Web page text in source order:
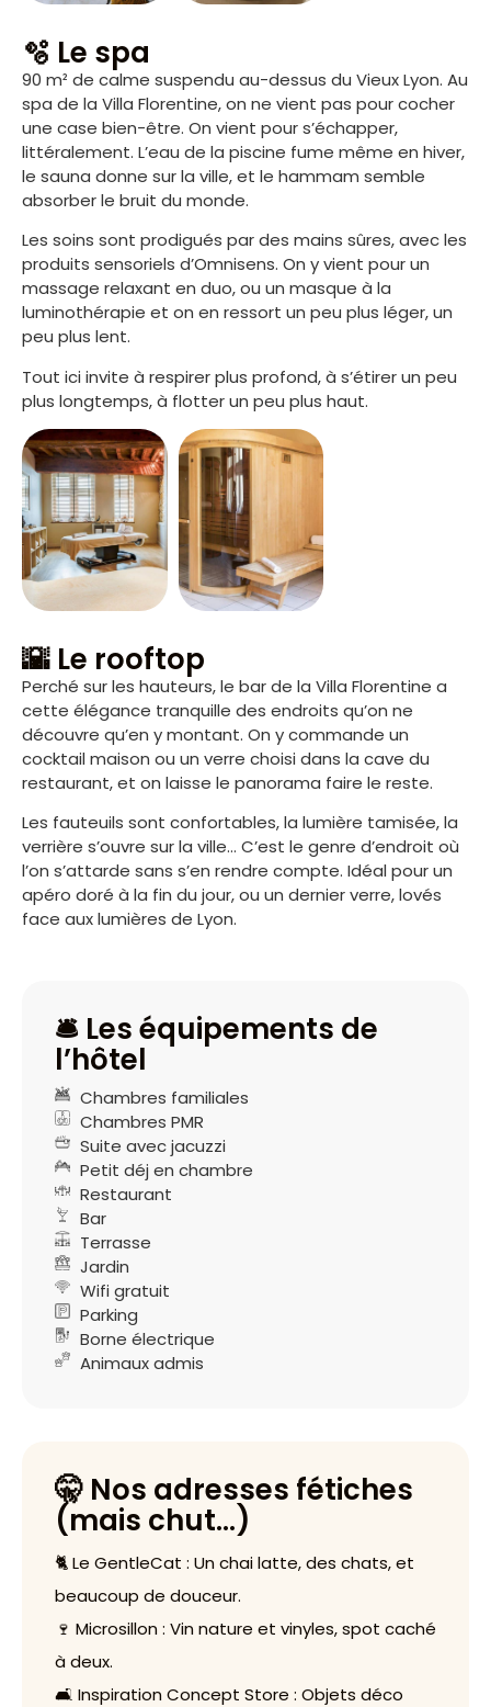
🫧 Le spa
90 m² de calme suspendu au-dessus du Vieux Lyon. Au
spa de la Villa Florentine, on ne vient pas pour cocher
une case bien-être. On vient pour s’échapper,
littéralement. L’eau de la piscine fume même en hiver,
le sauna donne sur la ville, et le hammam semble
absorber le bruit du monde.
Les soins sont prodigués par des mains sûres, avec les
produits sensoriels d’Omnisens. On y vient pour un
massage relaxant en duo, ou un masque à la
luminothérapie et on en ressort un peu plus léger, un
peu plus lent.
Tout ici invite à respirer plus profond, à s’étirer un peu
plus longtemps, à flotter un peu plus haut.
🌇 Le rooftop
Perché sur les hauteurs, le bar de la Villa Florentine a
cette élégance tranquille des endroits qu’on ne
découvre qu’en y montant. On y commande un
cocktail maison ou un verre choisi dans la cave du
restaurant, et on laisse le panorama faire le reste.
Les fauteuils sont confortables, la lumière tamisée, la
verrière s’ouvre sur la ville… C’est le genre d’endroit où
l’on s’attarde sans s’en rendre compte. Idéal pour un
apéro doré à la fin du jour, ou un dernier verre, lovés
face aux lumières de Lyon.
🛎️ Les équipements de
l’hôtel
Chambres familiales
Chambres PMR
Suite avec jacuzzi
Petit déj en chambre
Restaurant
Bar
Terrasse
Jardin
Wifi gratuit
Parking
Borne électrique
Animaux admis
🤫 Nos adresses fétiches
(mais chut…)
🐈 Le GentleCat : Un chai latte, des chats, et
beaucoup de douceur.
🍷 Microsillon : Vin nature et vinyles, spot caché
à deux.
🛋️ Inspiration Concept Store : Objets déco